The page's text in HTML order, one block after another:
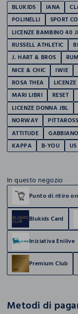
BLUKIDS IANA
POLINELLI
SPORT
LICENZE BAMBINO 40
RUSSELL ATHLETIC
J. HART & BROS
NICE & CHIC
IWIE
ROSA THEA
MARI LIBRI
RESET
LICENZE DONNA JBL
NORWAY
ATTITUDE
KAPPA
B-YOU
In questo negozio
Punto di ritiro
Blukids Card
Iniziativa Enilive
Premium Club
Metodi di